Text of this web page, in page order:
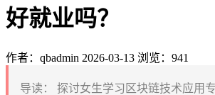
好就业吗？
作者：qbadmin 2026-03-13 浏览：941
导读：
探讨女生学习区块链技术应用